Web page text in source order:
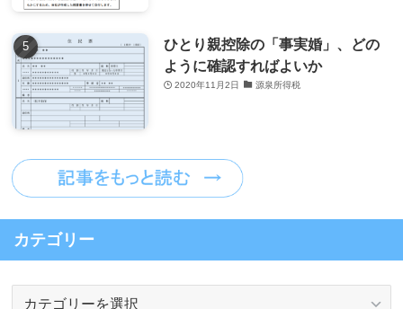
ひとり親控除の「事実婚」、どの
ように確認すればよいか
2020年11月2日 源泉所得税
カテゴリー